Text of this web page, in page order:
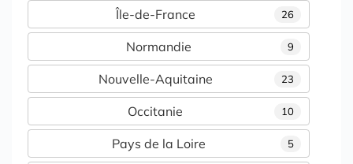
26
Île-de-France
9
Normandie
23
Nouvelle-Aquitaine
10
Occitanie
5
Pays de la Loire